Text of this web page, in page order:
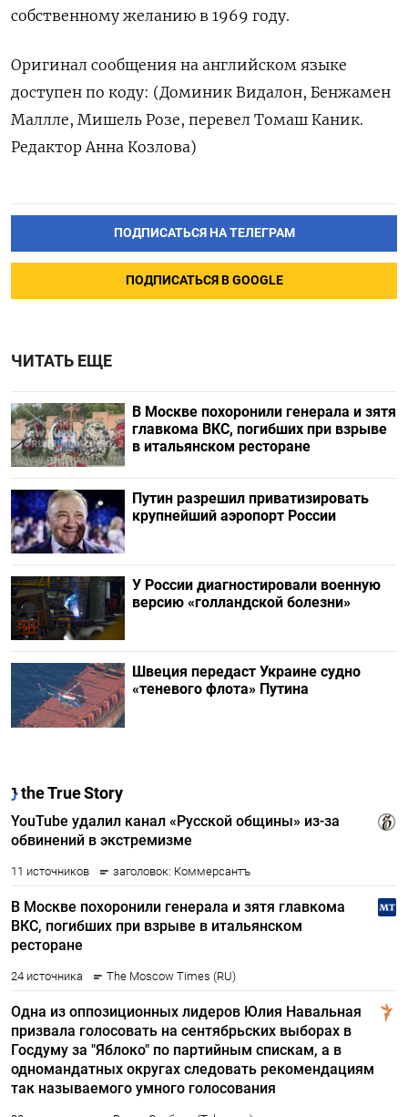
собственному желанию в 1969 году.
Оригинал сообщения на английском языке
доступен по коду: (Доминик Видалон, Бенжамен
Маллле, Мишель Розе, перевел Томаш Каник.
Редактор Анна Козлова)
ПОДПИСАТЬСЯ НА ТЕЛЕГРАМ
ПОДПИСАТЬСЯ В GOOGLE
ЧИТАТЬ ЕЩЕ
В Москве похоронили генерала и зятя
главкома ВКС, погибших при взрыве
в итальянском ресторане
Путин разрешил приватизировать
крупнейший аэропорт России
У России диагностировали военную
версию «голландской болезни»
Швеция передаст Украине судно
«теневого флота» Путина